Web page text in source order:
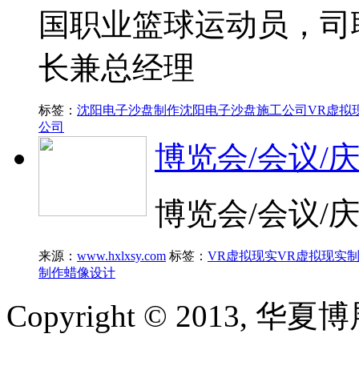
国职业篮球运动员，
长兼总经理
标签： 沈阳电子沙盘制作沈阳电子沙盘施工公司 VR虚拟
公司
博览会/会议/
博览会/会议/
来源： www.hxlxsy.com 标签： VR虚拟现实VR虚拟现实
制作蜡像设计
Copyright © 2013, 华夏博